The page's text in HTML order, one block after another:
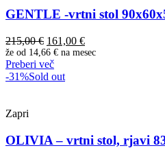
GENTLE -vrtni stol
215,00€ Izvirna
cena
je
bila:
161,00 €Trenutna
cena
že od 14,66 € na mesec
Preberi več
-31%Sold out
Zapri
OLIVIA – vrtni stol, rjavi